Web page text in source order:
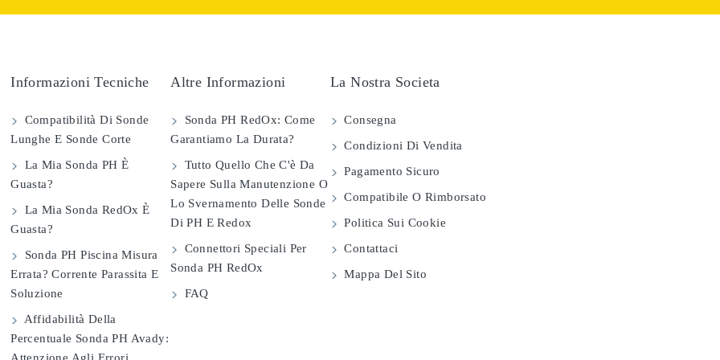
Informazioni Tecniche
Compatibilità Di Sonde
Lunghe E Sonde Corte
La Mia Sonda PH È
Guasta?
La Mia Sonda RedOx È
Guasta?
Sonda PH Piscina Misura
Errata? Corrente Parassita E
Soluzione
Affidabilità Della
Percentuale Sonda PH Avady:
Altre Informazioni
Sonda PH RedOx: Come
Garantiamo La Durata?
Tutto Quello Che C'è Da
Sapere Sulla Manutenzione O
Lo Svernamento Delle Sonde
Di PH E Redox
Connettori Speciali Per
Sonda PH RedOx
FAQ
La Nostra Societa
Consegna
Condizioni Di Vendita
Pagamento Sicuro
Compatibile O Rimborsato
Politica Sui Cookie
Contattaci
Mappa Del Sito